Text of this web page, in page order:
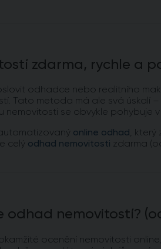
zdarma, rychle a
odhadce nebo realitního
Tato metoda má ale svá
se obvykle pohybuje
online odhad ,
celý odhad nemovitosti zdarma
odhad nemovitostí?
ocenění nemovitosti